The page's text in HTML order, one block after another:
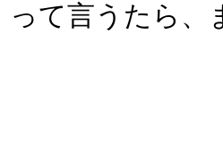
って言うたら、